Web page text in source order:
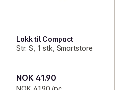
Lokk til Compact
Str. S, 1 stk, Smartstore
NOK 41.90